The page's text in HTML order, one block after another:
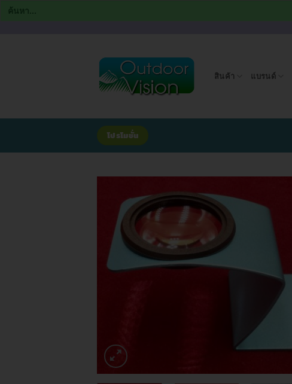
Search
for:
สินค้า แบรนด์
โปรโมชั่น